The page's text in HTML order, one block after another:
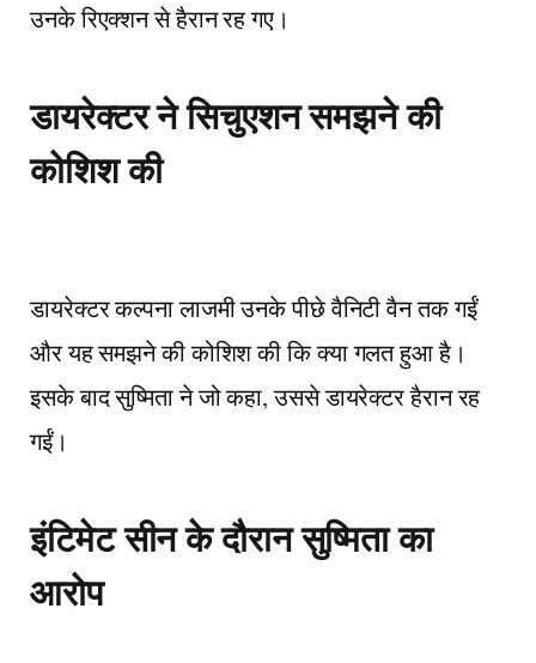
उनके रिएक्शन से हैरान रह गए।
डायरेक्टर ने सिचुएशन समझने की
कोशिश की
डायरेक्टर कल्पना लाजमी उनके पीछे वैनिटी वैन तक गईं
और यह समझने की कोशिश की कि क्या गलत हुआ है।
इसके बाद सुष्मिता ने जो कहा, उससे डायरेक्टर हैरान रह
गईं।
इंटिमेट सीन के दौरान सुष्मिता का
आरोप